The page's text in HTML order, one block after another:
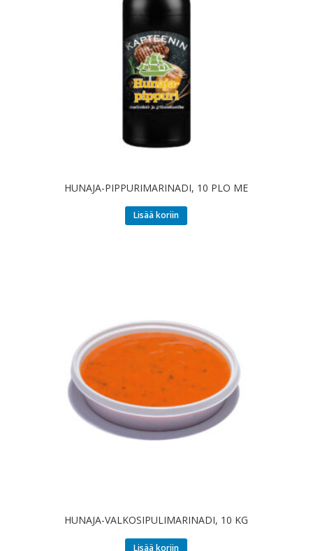
HUNAJA-PIPPURIMARINADI, 10 PLO ME
Lisää koriin
HUNAJA-VALKOSIPULIMARINADI, 10 KG
Lisää koriin